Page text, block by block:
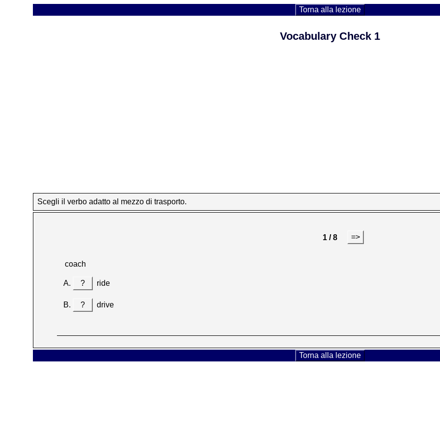
Torna alla lezione
Vocabulary Check 1
Scegli il verbo adatto al mezzo di trasporto.
1 / 8
=>
coach
? ride
? drive
Torna alla lezione